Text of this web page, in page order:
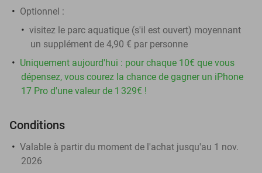
Optionnel :
visitez le parc aquatique (s'il est ouvert) moyennant
un supplément de 4,90 € par personne
Uniquement aujourd'hui : pour chaque 10€ que vous
dépensez, vous courez la chance de gagner un iPhone
17 Pro d'une valeur de 1 329€ !
Conditions
Valable à partir du moment de l'achat jusqu'au 1 nov.
2026